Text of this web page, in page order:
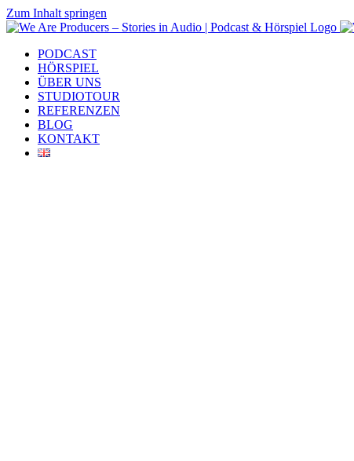
Zum Inhalt springen
PODCAST
HÖRSPIEL
ÜBER UNS
STUDIOTOUR
REFERENZEN
BLOG
KONTAKT